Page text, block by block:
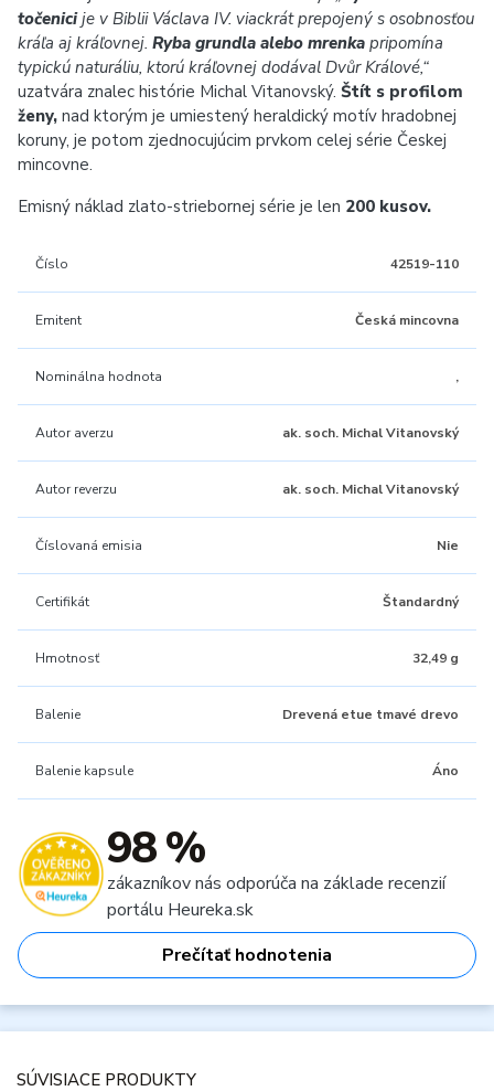
točenicije v Biblii Václava IV. viackrát prepojený s osobnosťou
kráľa aj kráľovnej. Ryba grundla alebo mrenka pripomína
typickú naturáliu, ktorú kráľovnej dodával Dvůr Králové,“
uzatvára znalec histórie Michal Vitanovský. Štít s profilom
ženy, nad ktorým je umiestený heraldický motív hradobnej
koruny, je potom zjednocujúcim prvkom celej série Českej
mincovne.
Emisný náklad zlato-striebornej série je len 200 kusov.
Číslo 42519-110
Emitent Česká mincovna
Nominálna hodnota ,
Autor averzu ak. soch. Michal Vitanovský
Autor reverzu ak. soch. Michal Vitanovský
Číslovaná emisia Nie
Certifikát Štandardný
Hmotnosť 32,49 g
Balenie Drevená etue tmavé drevo
Balenie kapsule Áno
98 %
zákazníkov nás odporúča na základe recenzií
portálu Heureka.sk
Prečítať hodnotenia
SÚVISIACE PRODUKTY